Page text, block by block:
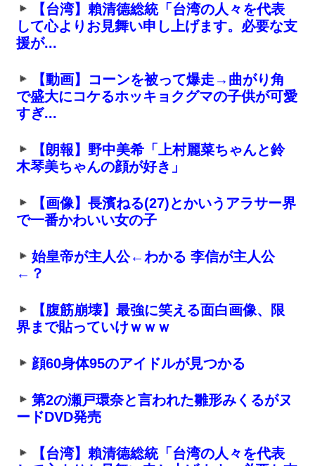
【台湾】賴清德総統「台湾の人々を代表
して心よりお見舞い申し上げます。必要な支
援が...
【動画】コーンを被って爆走→曲がり角
で盛大にコケるホッキョクグマの子供が可愛
すぎ...
【朗報】野中美希「上村麗菜ちゃんと鈴
木琴美ちゃんの顔が好き」
【画像】長濱ねる(27)とかいうアラサー界
で一番かわいい女の子
始皇帝が主人公←わかる 李信が主人公
←？
【腹筋崩壊】最強に笑える面白画像、限
界まで貼っていけｗｗｗ
顔60身体95のアイドルが見つかる
第2の瀬戸環奈と言われた雛形みくるがヌ
ードDVD発売
【台湾】賴清德総統「台湾の人々を代表